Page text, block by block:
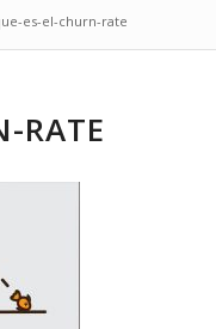
es-el-churn-rate
RATE